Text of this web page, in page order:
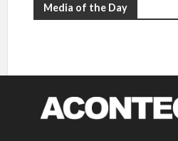
Media of the Day